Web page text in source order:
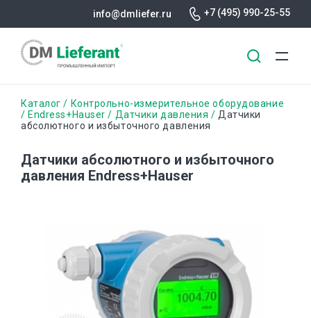
основному
info@dmliefer.ru +7 (495) 990-25-55
Строка
навигации
Каталог
Контрольно-измерительное оборудование
Endress+Hauser
Датчики давления
Датчики
абсолютного и избыточного давления
Датчики абсолютного и избыточного
давления Endress+Hauser